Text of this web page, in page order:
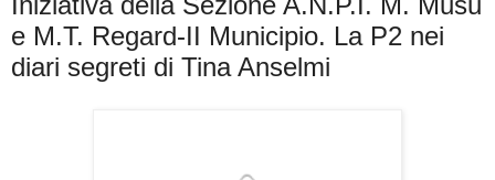
e M.T. Regard-II Municipio. La P2 nei
diari segreti di Tina Anselmi